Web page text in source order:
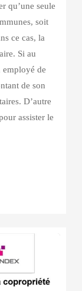
qu’une seule
soit
ce cas, la
Si au
employé de
de son
D’autre
assister le